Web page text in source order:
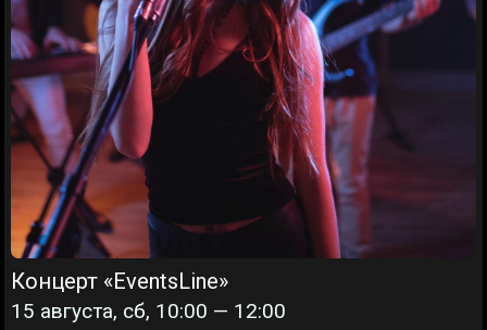
Концерт «EventsLine»
15 августа, сб, 10:00 — 12:00